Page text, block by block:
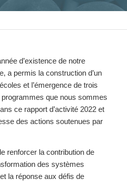
d’existence de notre
a permis la construction d’un
et l’émergence de trois
que nous sommes
ce rapport d’activité 2022 et
des actions soutenues par
renforcer la contribution de
des systèmes
la réponse aux défis de